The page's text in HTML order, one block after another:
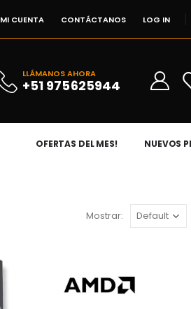
MI CUENTA CONTÁCTANOS LOG IN
LLÁMANOS AHORA
+51 975625944
OFERTAS DEL MES! NUEVOS
Mostrar: